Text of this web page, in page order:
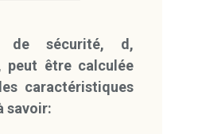
de sécurité, d,
peut être calculée
caractéristiques
savoir: